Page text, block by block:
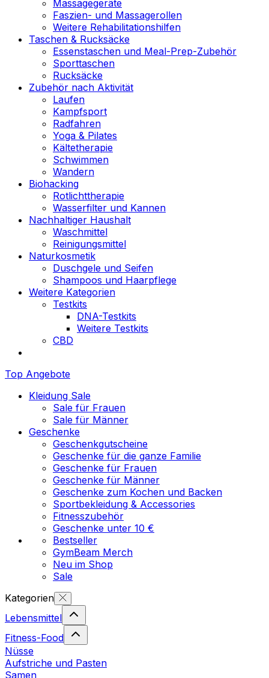
Massagegeräte
Faszien- und Massagerollen
Weitere Rehabilitationshilfen
Taschen & Rucksäcke
Essenstaschen und Meal-Prep-Zubehör
Sporttaschen
Rucksäcke
Zubehör nach Aktivität
Laufen
Kampfsport
Radfahren
Yoga & Pilates
Kältetherapie
Schwimmen
Wandern
Biohacking
Rotlichttherapie
Wasserfilter und Kannen
Nachhaltiger Haushalt
Waschmittel
Reinigungsmittel
Naturkosmetik
Duschgele und Seifen
Shampoos und Haarpflege
Weitere Kategorien
Testkits
DNA-Testkits
Weitere Testkits
CBD
Top Angebote
Kleidung Sale
Sale für Frauen
Sale für Männer
Geschenke
Geschenkgutscheine
Geschenke für die ganze Familie
Geschenke für Frauen
Geschenke für Männer
Geschenke zum Kochen und Backen
Sportbekleidung & Accessories
Fitnesszubehör
Geschenke unter 10 €
Bestseller
GymBeam Merch
Neu im Shop
Sale
Kategorien
Lebensmittel
Fitness-Food
Nüsse
Aufstriche und Pasten
Samen